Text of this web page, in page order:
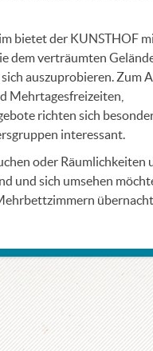
bietet der KUNSTHOF
dem verträumten
auszuprobieren. Zum
Mehrtagesfreizeiten,
richten sich
interessant.
oder Räumlichkeiten
und sich umsehen